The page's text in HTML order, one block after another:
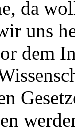
da
uns
dem